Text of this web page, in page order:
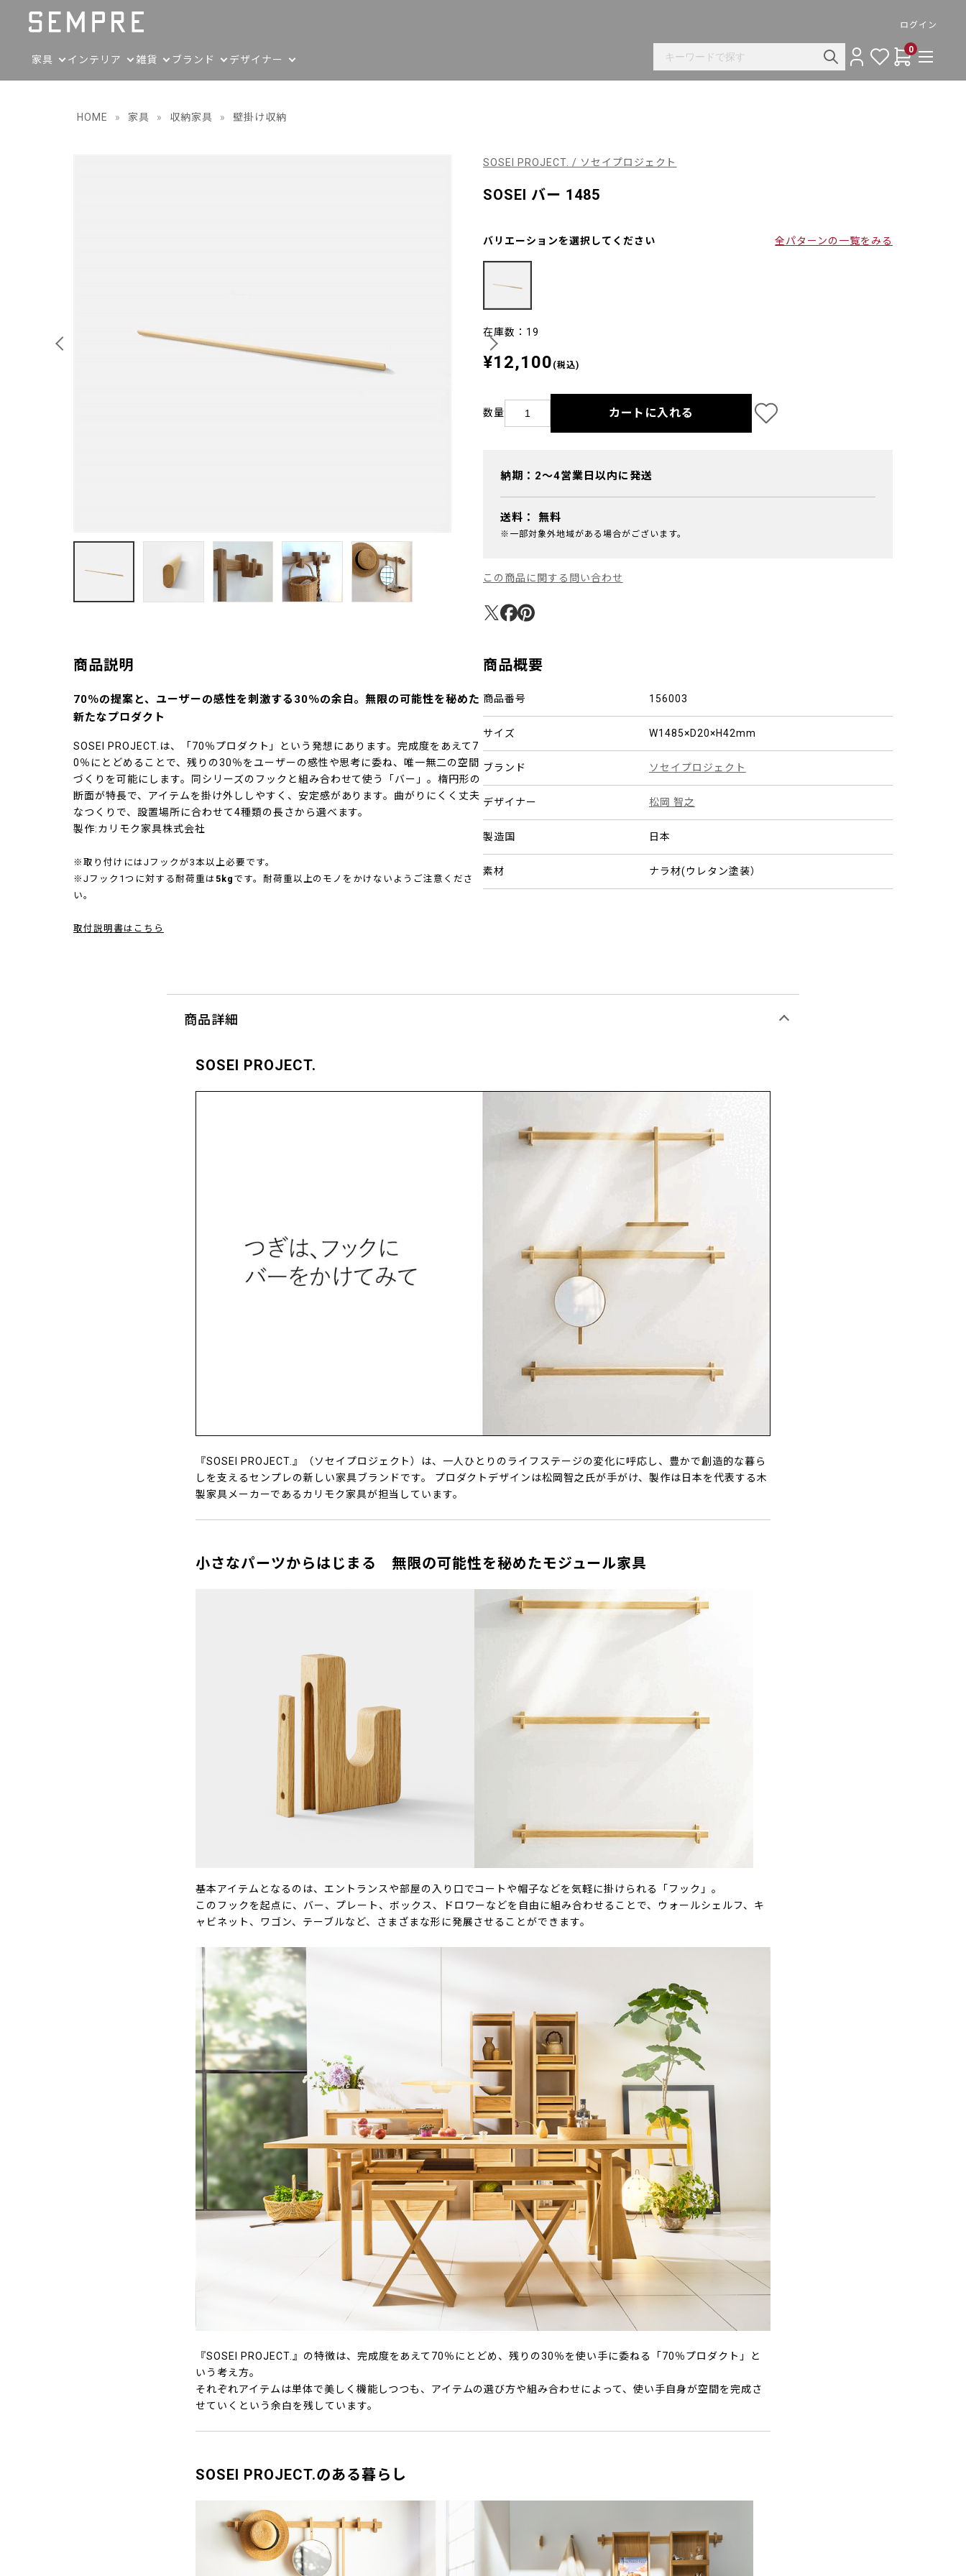
ログイン
家具 インテリア 雑貨 ブランド デザイナー
0
HOME » 家具 » 収納家具 » 壁掛け収納
SOSEI PROJECT. / ソセイプロジェクト
SOSEI バー 1485
バリエーションを選択してください 全パターンの一覧をみる
在庫数：19
¥12,100 (税込)
数量 カートに入れる
納期：2～4営業日以内に発送
送料： 無料
※一部対象外地域がある場合がございます。
この商品に関する問い合わせ
商品説明
70％の提案と、ユーザーの感性を刺激する30％の余白。無限の可能性を秘めた
新たなプロダクト
SOSEI PROJECT.は、「70％プロダクト」という発想にあります。完成度をあえて7
0％にとどめることで、残りの30％をユーザーの感性や思考に委ね、唯一無二の空間
づくりを可能にします。同シリーズのフックと組み合わせて使う「バー」。楕円形の
断面が特長で、アイテムを掛け外ししやすく、安定感があります。曲がりにくく丈夫
なつくりで、設置場所に合わせて4種類の長さから選べます。
製作:カリモク家具株式会社
※取り付けにはJフックが3本以上必要です。
※Jフック1つに対する耐荷重は5kg です。耐荷重以上のモノをかけないようご注意くださ
い。
取付説明書はこちら
商品概要
商品番号 156003
サイズ W1485×D20×H42mm
ブランド ソセイプロジェクト
デザイナー 松岡 智之
製造国 日本
素材 ナラ材(ウレタン塗装）
商品詳細
SOSEI PROJECT.
『SOSEI PROJECT.』（ソセイプロジェクト）は、一人ひとりのライフステージの変化に呼応し、豊かで創造的な暮ら
しを支えるセンプレの新しい家具ブランドです。 プロダクトデザインは松岡智之氏が手がけ、製作は日本を代表する木
製家具メーカーであるカリモク家具が担当しています。
小さなパーツからはじまる 無限の可能性を秘めたモジュール家具
基本アイテムとなるのは、エントランスや部屋の入り口でコートや帽子などを気軽に掛けられる「フック」。
このフックを起点に、バー、プレート、ボックス、ドロワーなどを自由に組み合わせることで、ウォールシェルフ、キ
ャビネット、ワゴン、テーブルなど、さまざまな形に発展させることができます。
『SOSEI PROJECT.』の特徴は、完成度をあえて70％にとどめ、残りの30％を使い手に委ねる「70％プロダクト」と
いう考え方。
それぞれアイテムは単体で美しく機能しつつも、アイテムの選び方や組み合わせによって、使い手自身が空間を完成さ
せていくという余白を残しています。
SOSEI PROJECT.のある暮らし